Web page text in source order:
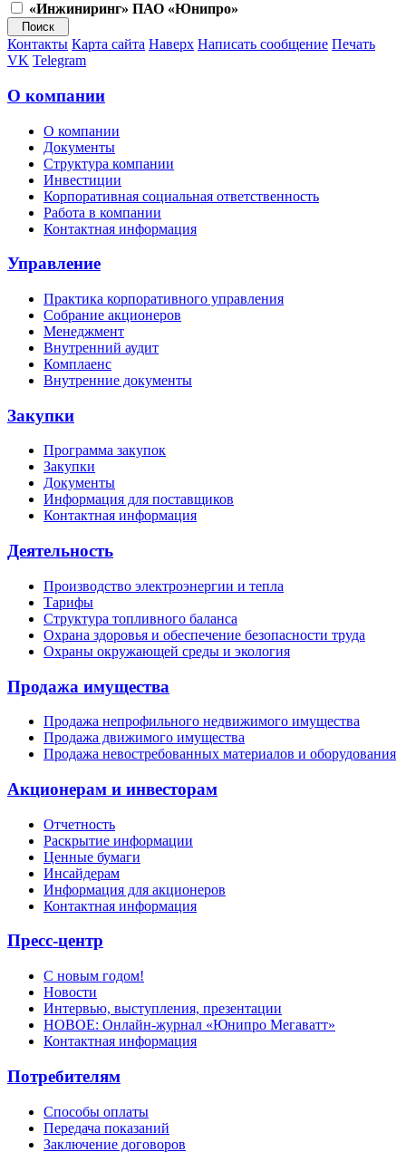
«Инжиниринг» ПАО «Юнипро»
Контакты Карта сайта Наверх Написать сообщение Печать
VK Telegram
О компании
О компании
Документы
Структура компании
Инвестиции
Корпоративная социальная ответственность
Работа в компании
Контактная информация
Управление
Практика корпоративного управления
Собрание акционеров
Менеджмент
Внутренний аудит
Комплаенс
Внутренние документы
Закупки
Программа закупок
Закупки
Документы
Информация для поставщиков
Контактная информация
Деятельность
Производство электроэнергии и тепла
Тарифы
Структура топливного баланса
Охрана здоровья и обеспечение безопасности труда
Охраны окружающей среды и экология
Продажа имущества
Продажа непрофильного недвижимого имущества
Продажа движимого имущества
Продажа невостребованных материалов и оборудования
Акционерам и инвесторам
Отчетность
Раскрытие информации
Ценные бумаги
Инсайдерам
Информация для акционеров
Контактная информация
Пресс-центр
С новым годом!
Новости
Интервью, выступления, презентации
НОВОЕ: Онлайн-журнал «Юнипро Мегаватт»
Контактная информация
Потребителям
Способы оплаты
Передача показаний
Заключение договоров